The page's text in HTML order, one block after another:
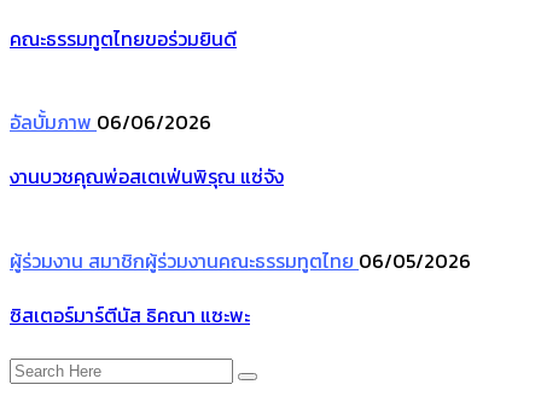
คณะธรรมทูตไทยขอร่วมยินดี
อัลบั้มภาพ 06/06/2026
งานบวชคุณพ่อสเตเฟ่นพิรุณ แซ่จัง
ผู้ร่วมงาน สมาชิกผู้ร่วมงานคณะธรรมทูตไทย 06/05/2026
ซิสเตอร์มาร์ตีนัส ธิคณา แซะพะ